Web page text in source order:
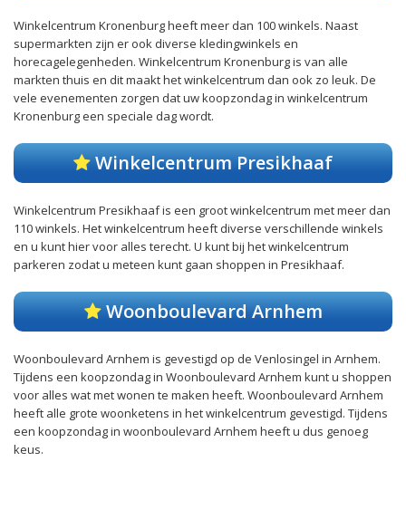
Winkelcentrum Kronenburg heeft meer dan 100 winkels. Naast
supermarkten zijn er ook diverse kledingwinkels en
horecagelegenheden. Winkelcentrum Kronenburg is van alle
markten thuis en dit maakt het winkelcentrum dan ook zo leuk. De
vele evenementen zorgen dat uw koopzondag in winkelcentrum
Kronenburg een speciale dag wordt.
Winkelcentrum Presikhaaf
Winkelcentrum Presikhaaf is een groot winkelcentrum met meer dan
110 winkels. Het winkelcentrum heeft diverse verschillende winkels
en u kunt hier voor alles terecht. U kunt bij het winkelcentrum
parkeren zodat u meteen kunt gaan shoppen in Presikhaaf.
Woonboulevard Arnhem
Woonboulevard Arnhem is gevestigd op de Venlosingel in Arnhem.
Tijdens een koopzondag in Woonboulevard Arnhem kunt u shoppen
voor alles wat met wonen te maken heeft. Woonboulevard Arnhem
heeft alle grote woonketens in het winkelcentrum gevestigd. Tijdens
een koopzondag in woonboulevard Arnhem heeft u dus genoeg
keus.